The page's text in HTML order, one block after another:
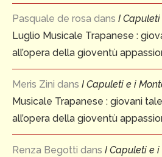
Pasquale de rosa dans I
Luglio Musicale Trapanese :
all’opera della gioventù
Meris Zini dans I Capuleti e i
Musicale Trapanese : giovani
all’opera della gioventù
Renza Begotti dans I Capuleti e